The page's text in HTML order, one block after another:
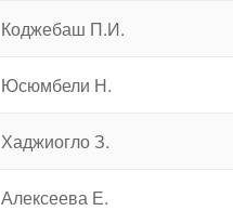
Коджебаш П.И.
Юсюмбели Н.
Хаджиогло З.
Алексеева Е.